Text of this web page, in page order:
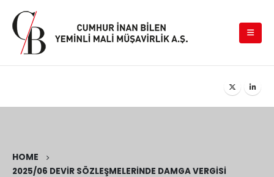
HOME
2025/06 DEVIR SÖZLEŞMELERINDE DAMGA VERGISI